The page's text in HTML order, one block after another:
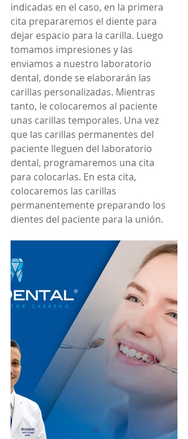
indicadas en el caso, en la primera
cita prepararemos el diente para
dejar espacio para la carilla. Luego
tomamos impresiones y las
enviamos a nuestro laboratorio
dental, donde se elaborarán las
carillas personalizadas. Mientras
tanto, le colocaremos al paciente
unas carillas temporales. Una vez
que las carillas permanentes del
paciente lleguen del laboratorio
dental, programaremos una cita
para colocarlas. En esta cita,
colocaremos las carillas
permanentemente preparando los
dientes del paciente para la unión.